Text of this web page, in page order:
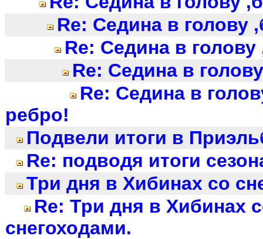
Re: Седина в голову
Re: Седина в
Re: Седина в
Re: Седина в
ребро!
Подвели итоги в
Re: подводя итоги
Три дня в Хибинах со
Re: Три дня в Хибинах
снегоходами.